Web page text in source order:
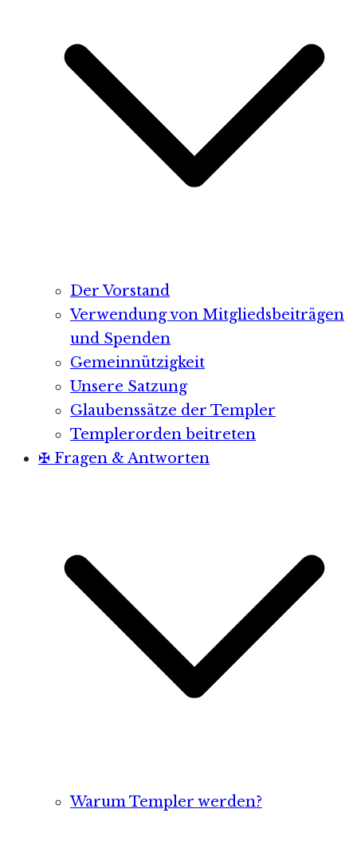
Der Vorstand
Verwendung von Mitgliedsbeiträgen
und Spenden
Gemeinnützigkeit
Unsere Satzung
Glaubenssätze der Templer
Templerorden beitreten
✠ Fragen & Antworten
Warum Templer werden?